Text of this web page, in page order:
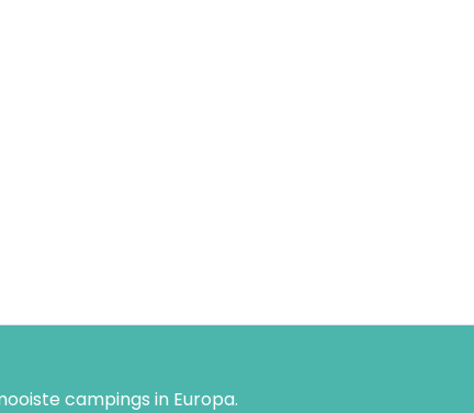
campings in Europa.